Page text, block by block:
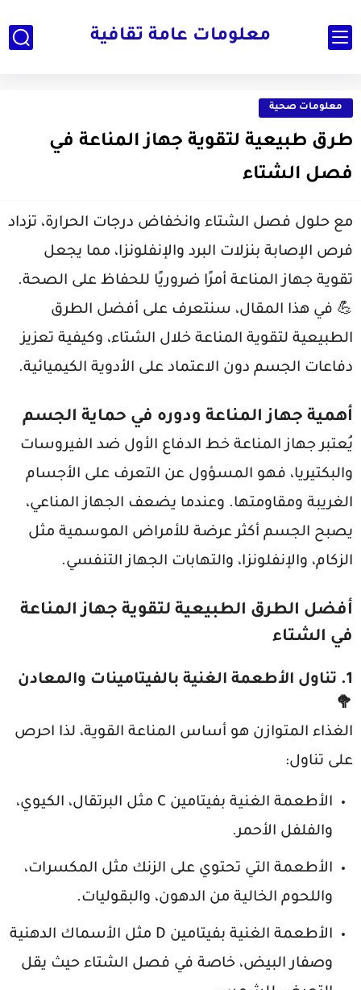
معلومات عامة ثقافية
معلومات صحية
طرق طبيعية لتقوية جهاز المناعة في
فصل الشتاء
مع حلول فصل الشتاء وانخفاض درجات الحرارة، تزداد
فرص الإصابة بنزلات البرد والإنفلونزا، مما يجعل
تقوية جهاز المناعة أمرًا ضروريًا للحفاظ على الصحة.
💪 في هذا المقال، سنتعرف على أفضل الطرق
الطبيعية لتقوية المناعة خلال الشتاء، وكيفية تعزيز
دفاعات الجسم دون الاعتماد على الأدوية الكيميائية.
أهمية جهاز المناعة ودوره في حماية الجسم
يُعتبر جهاز المناعة خط الدفاع الأول ضد الفيروسات
والبكتيريا، فهو المسؤول عن التعرف على الأجسام
الغريبة ومقاومتها. وعندما يضعف الجهاز المناعي،
يصبح الجسم أكثر عرضة للأمراض الموسمية مثل
الزكام، والإنفلونزا، والتهابات الجهاز التنفسي.
أفضل الطرق الطبيعية لتقوية جهاز المناعة
في الشتاء
1. تناول الأطعمة الغنية بالفيتامينات والمعادن
🥦
الغذاء المتوازن هو أساس المناعة القوية، لذا احرص
على تناول:
الأطعمة الغنية بفيتامين C مثل البرتقال، الكيوي،
والفلفل الأحمر.
الأطعمة التي تحتوي على الزنك مثل المكسرات،
واللحوم الخالية من الدهون، والبقوليات.
الأطعمة الغنية بفيتامين D مثل الأسماك الدهنية
وصفار البيض، خاصة في فصل الشتاء حيث يقل